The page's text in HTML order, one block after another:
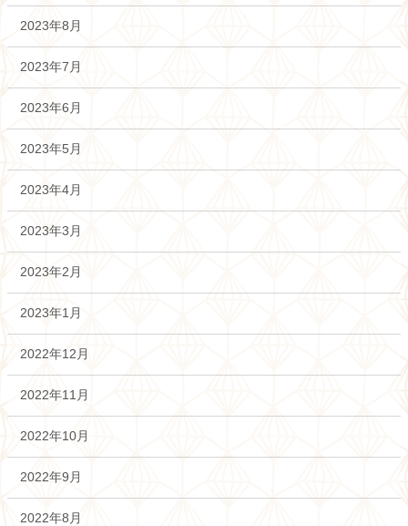
2023年8月
2023年7月
2023年6月
2023年5月
2023年4月
2023年3月
2023年2月
2023年1月
2022年12月
2022年11月
2022年10月
2022年9月
2022年8月